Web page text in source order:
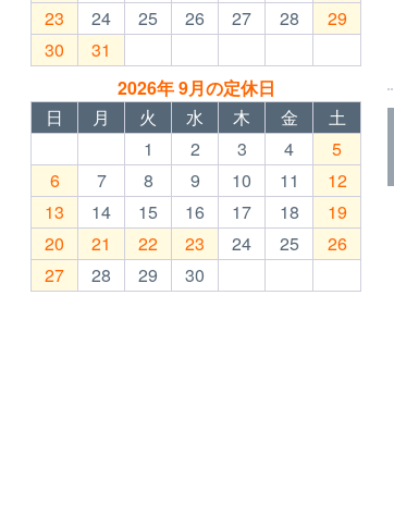
23
24 25 26 27 28
29
30
31
2026年 9月の定休日
日
月 火 水 木 金
土
1
2 3 4
5
6
7 8 9 10 11
12
13
14 15 16 17 18
19
20
21 22 23 24 25
26
27
28 29 30